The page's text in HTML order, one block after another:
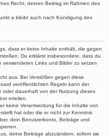
Recht, deinen Beitrag im Rahmen des
a bleibt auch nach Kündigung des
dass er keine Inhalte enthält, die gegen
Du erklärst insbesondere, dass du
Links und Bilder zu setzen
aus. Bei Verstößen gegen diese
veröffentlichten Regeln kann der
oder dauerhaft von der Nutzung dieses
erteilen.
keine Verantwortung für die Inhalte von
hat oder die er nicht zur Kenntnis
dein Benutzerkonto, Beiträge und
deine Beiträge abzuändern, sofern sie